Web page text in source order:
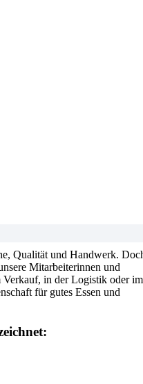
Qualität und Handwerk.
Mitarbeiterinnen und
in der Logistik oder im
für gutes Essen und